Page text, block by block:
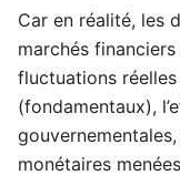
Car en réalité, les
marchés
fluctuations
(fondamentaux),
monétaires